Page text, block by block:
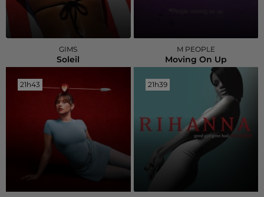
GIMS
Soleil
M PEOPLE
Moving On Up
21h43
21h43 21h39
21h39